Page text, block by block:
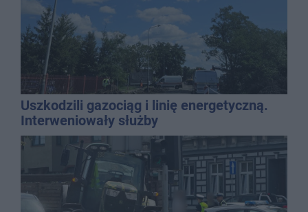
Uszkodzili gazociąg i linię energetyczną.
Interweniowały służby